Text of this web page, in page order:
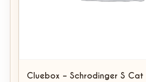
Cluebox – Schrodinger S Cat